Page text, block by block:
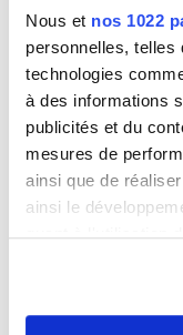
Nous et nos 1022
personnelles, telles
technologies
à des informations
publicités et du
mesures de
ainsi que de
ainsi le
quant à l'utilisation
moment en
ou en cliquant sur
Accueil et
Estudiar a la
établissement(s),
pour
Internationales
nouvelle.fr).